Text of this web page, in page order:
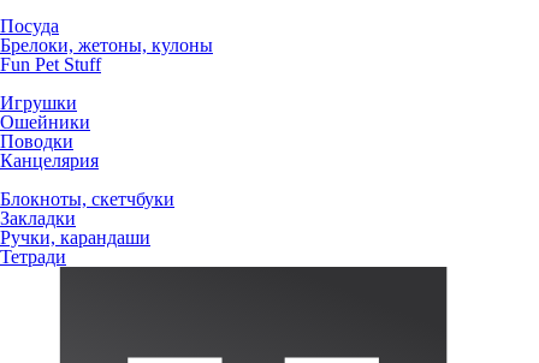
Посуда
Брелоки, жетоны, кулоны
Fun Pet Stuff
Игрушки
Ошейники
Поводки
Канцелярия
Блокноты, скетчбуки
Закладки
Ручки, карандаши
Тетради